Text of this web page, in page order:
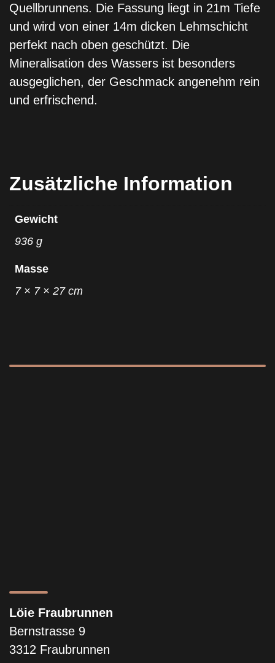
Quellbrunnens. Die Fassung liegt in 21m Tiefe
und wird von einer 14m dicken Lehmschicht
perfekt nach oben geschützt. Die
Mineralisation des Wassers ist besonders
ausgeglichen, der Geschmack angenehm rein
und erfrischend.
Zusätzliche Information
Gewicht
936 g
Masse
7 × 7 × 27 cm
Löie Fraubrunnen
Bernstrasse 9
3312 Fraubrunnen